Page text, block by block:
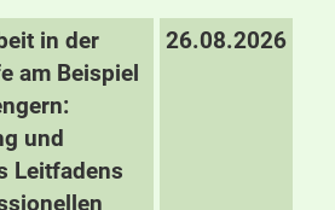
in der
am Beispiel
und
Leitfadens
26.08.2026